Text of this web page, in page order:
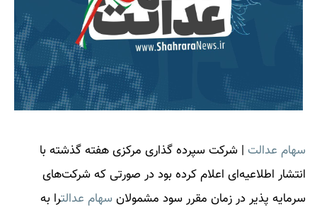
سهام عدالت | شرکت سپرده گذاری مرکزی هفته گذشته با
انتشار اطلاعیه‌ای اعلام کرده بود در صورتی که شرکت‌های
سرمایه پذیر در زمان مقرر سود مشمولان سهام عدالترا به